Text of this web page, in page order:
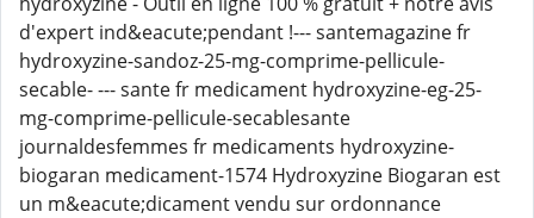
d'expert ind&eacute;pendant !--- santemagazine fr
hydroxyzine-sandoz-25-mg-comprime-pellicule-
secable- --- sante fr medicament hydroxyzine-eg-25-
mg-comprime-pellicule-secablesante
journaldesfemmes fr medicaments hydroxyzine-
biogaran medicament-1574 Hydroxyzine Biogaran est
un m&eacute;dicament vendu sur ordonnance